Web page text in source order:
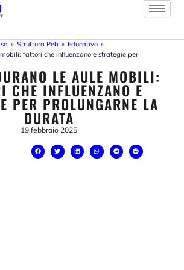
» Struttura Peb » Educativo »
fattori che influenzano e strategie per
LE AULE MOBILI:
CHE INFLUENZANO E
PER PROLUNGARNE LA
DURATA
19 febbraio 2025